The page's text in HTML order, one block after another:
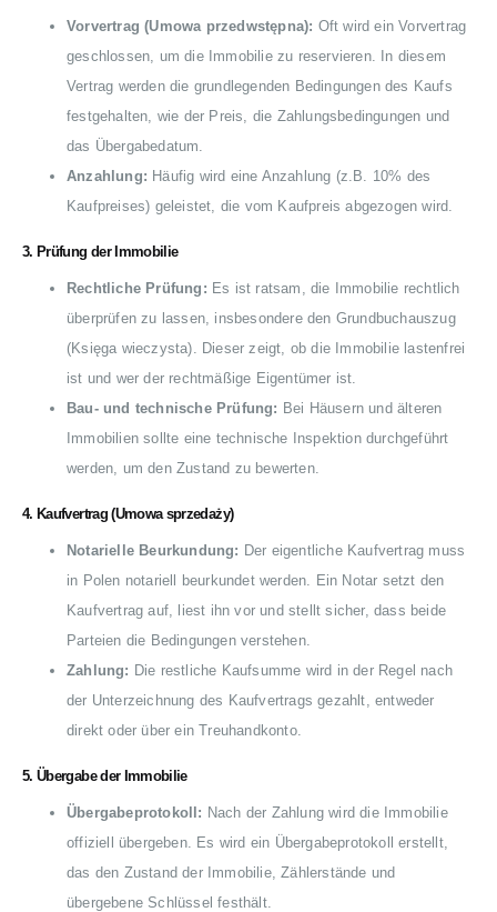
Vorvertrag (Umowa przedwstępna): Oft wird ein Vorvertrag
geschlossen, um die Immobilie zu reservieren. In diesem
Vertrag werden die grundlegenden Bedingungen des Kaufs
festgehalten, wie der Preis, die Zahlungsbedingungen und
das Übergabedatum.
Anzahlung: Häufig wird eine Anzahlung (z.B. 10% des
Kaufpreises) geleistet, die vom Kaufpreis abgezogen wird.
3.Prüfung der Immobilie
Rechtliche Prüfung: Es ist ratsam, die Immobilie rechtlich
überprüfen zu lassen, insbesondere den Grundbuchauszug
(Księga wieczysta). Dieser zeigt, ob die Immobilie lastenfrei
ist und wer der rechtmäßige Eigentümer ist.
Bau- und technische Prüfung: Bei Häusern und älteren
Immobilien sollte eine technische Inspektion durchgeführt
werden, um den Zustand zu bewerten.
4.Kaufvertrag (Umowa sprzedaży)
Notarielle Beurkundung: Der eigentliche Kaufvertrag muss
in Polen notariell beurkundet werden. Ein Notar setzt den
Kaufvertrag auf, liest ihn vor und stellt sicher, dass beide
Parteien die Bedingungen verstehen.
Zahlung: Die restliche Kaufsumme wird in der Regel nach
der Unterzeichnung des Kaufvertrags gezahlt, entweder
direkt oder über ein Treuhandkonto.
5.Übergabe der Immobilie
Übergabeprotokoll: Nach der Zahlung wird die Immobilie
offiziell übergeben. Es wird ein Übergabeprotokoll erstellt,
das den Zustand der Immobilie, Zählerstände und
übergebene Schlüssel festhält.